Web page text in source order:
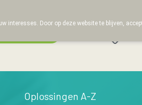
Oplossingen A-Z
interesses. Door op deze website te blijven,